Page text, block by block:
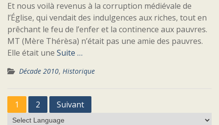
Et nous voilà revenus à la corruption médiévale de
l’Église, qui vendait des indulgences aux riches, tout en
prêchant le feu de l’enfer et la continence aux pauvres.
MT (Mère Thérèsa) n’était pas une amie des pauvres.
Elle était une Suite …
Décade 2010, Historique
Pagination
des
1 2 Suivant